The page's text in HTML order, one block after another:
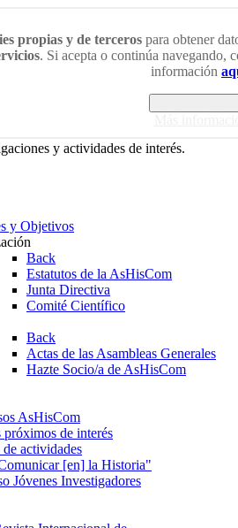
propias y de terceros para obtener
. Si acepta o continúa navegando,
información
de la Asociación de Historiadores
a las últimas noticias sobre los más
y actividades de interés.
y Objetivos
Back
Estatutos de la AsHisCom
Junta Directiva
Comité Científico
Back
Actas de las Asambleas Generales
Hazte Socio/a de AsHisCom
AsHisCom
próximos de interés
actividades
[en] la Historia"
Jóvenes Investigadores